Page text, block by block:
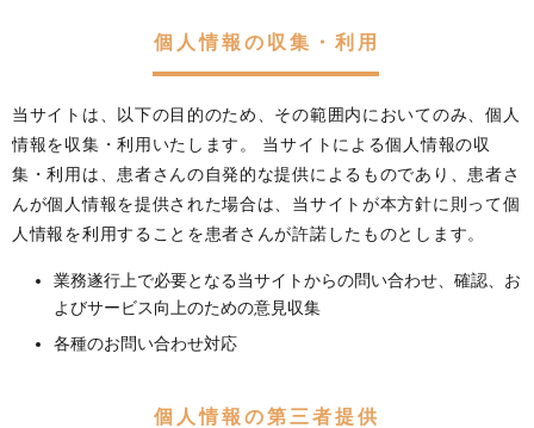
個人情報の収集・利用
当サイトは、以下の目的のため、その範囲内においてのみ、個人
情報を収集・利用いたします。 当サイトによる個人情報の収
集・利用は、患者さんの自発的な提供によるものであり、患者さ
んが個人情報を提供された場合は、当サイトが本方針に則って個
人情報を利用することを患者さんが許諾したものとします。
業務遂行上で必要となる当サイトからの問い合わせ、確認、お
よびサービス向上のための意見収集
各種のお問い合わせ対応
個人情報の第三者提供